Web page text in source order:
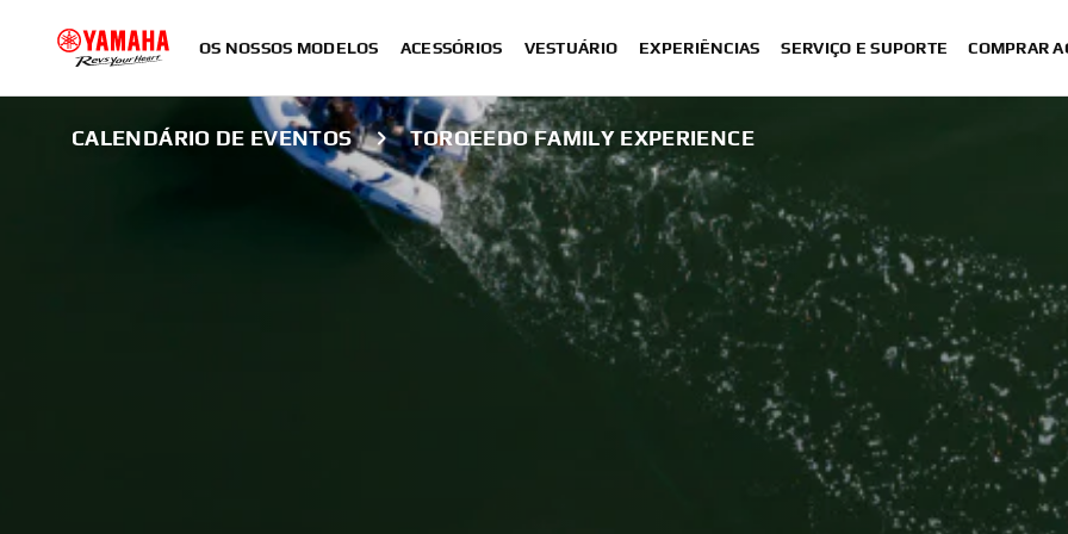
OS NOSSOS MODELOS ACESSÓRIOS VESTUÁRIO EXPERIÊNCIAS SERVIÇO E SUPORTE COMPRAR
CALENDÁRIO DE EVENTOS TORQEEDO FAMILY EXPERIENCE